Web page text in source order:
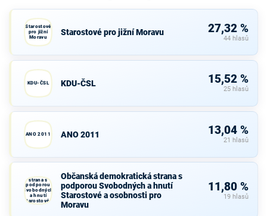
Starostové
pro jižní
Moravu
Starostové pro jižní Moravu 27,32 %
44 hlasů
KDU-ČSL KDU-ČSL 15,52 %
25 hlasů
ANO 2011 ANO 2011 13,04 %
21 hlasů
strana s
podporou
Svobodných
a hnutí
Starostové a
osobnosti
Občanská demokratická strana s
podporou Svobodných a hnutí
Starostové a osobnosti pro
Moravu
11,80 %
19 hlasů